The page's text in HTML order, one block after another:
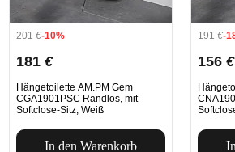
201€-10%
181 €
Hängetoilette AM.PM Gem
CGA1901PSC Randlos, mit
Softclose-Sitz, Weiß
In den Warenkorb
191€-
156 €